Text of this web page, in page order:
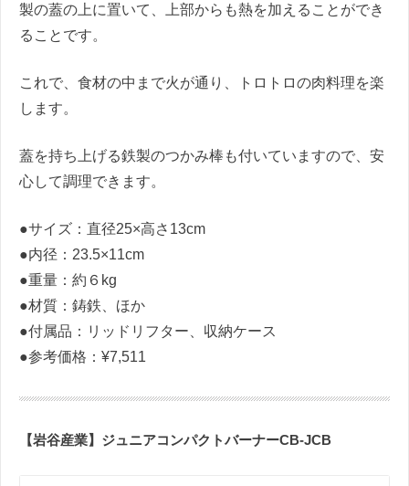
製の蓋の上に置いて、上部からも熱を加えることができ
ることです。
これで、食材の中まで火が通り、トロトロの肉料理を楽
します。
蓋を持ち上げる鉄製のつかみ棒も付いていますので、安
心して調理できます。
●サイズ：直径25×高さ13cm
●内径：23.5×11cm
●重量：約６kg
●材質：鋳鉄、ほか
●付属品：リッドリフター、収納ケース
●参考価格：¥7,511
【岩谷産業】ジュニアコンパクトバーナーCB-JCB